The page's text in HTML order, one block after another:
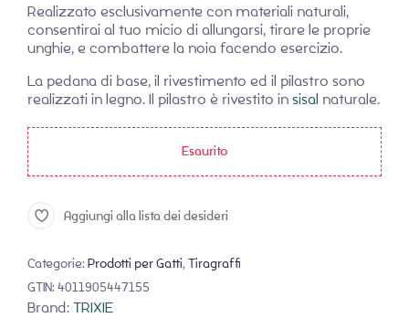
Realizzato esclusivamente con materiali naturali,
consentirai al tuo micio di allungarsi, tirare le proprie
unghie, e combattere la noia facendo esercizio.
La pedana di base, il rivestimento ed il pilastro sono
realizzati in legno. Il pilastro è rivestito insisal naturale.
Esaurito
Aggiungi alla lista dei desideri
Categorie: Prodotti per Gatti, Tiragraffi
GTIN: 4011905447155
Brand:TRIXIE